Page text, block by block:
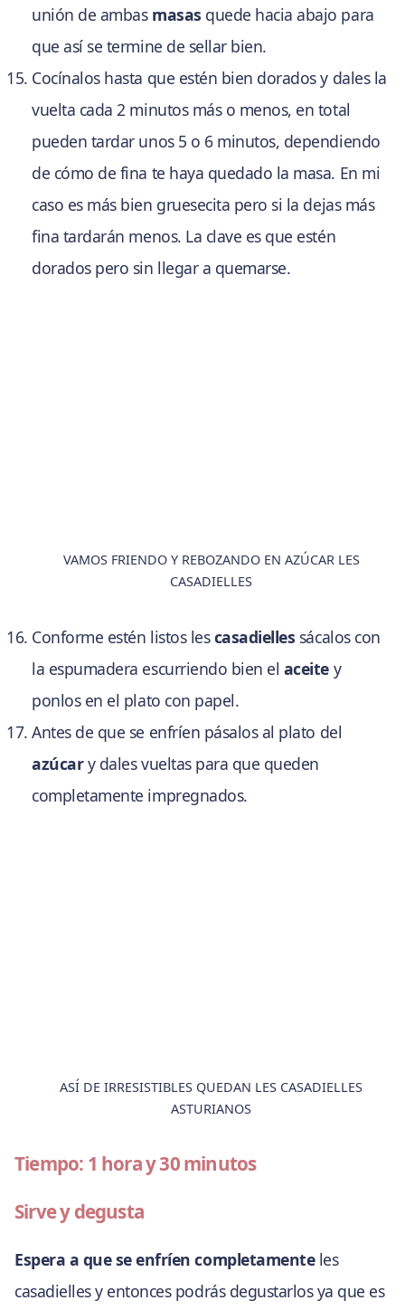
unión de ambas masas quede hacia abajo para
que así se termine de sellar bien.
Cocínalos hasta que estén bien dorados y dales la
vuelta cada 2 minutos más o menos, en total
pueden tardar unos 5 o 6 minutos, dependiendo
de cómo de fina te haya quedado la masa. En mi
caso es más bien gruesecita pero si la dejas más
fina tardarán menos. La clave es que estén
dorados pero sin llegar a quemarse.
VAMOS FRIENDO Y REBOZANDO EN AZÚCAR LES
CASADIELLES
Conforme estén listos lescasadielles sácalos con
la espumadera escurriendo bien el aceite y
ponlos en el plato con papel.
Antes de que se enfríen pásalos al plato del
azúcary dales vueltas para que queden
completamente impregnados.
ASÍ DE IRRESISTIBLES QUEDAN LES CASADIELLES
ASTURIANOS
Tiempo: 1 hora y 30 minutos
Sirve y degusta
Espera a que se enfríen completamenteles
casadielles y entonces podrás degustarlos ya que es